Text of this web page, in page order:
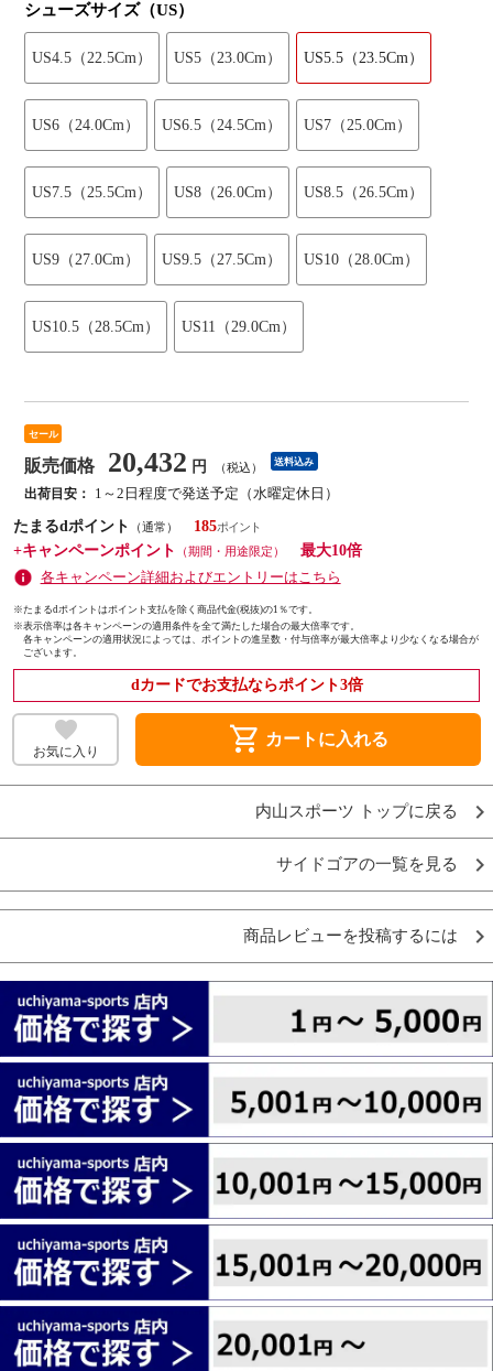
シューズサイズ（US）
US4.5（22.5Cm） US5（23.0Cm） US5.5（23.5Cm）
US6（24.0Cm） US6.5（24.5Cm） US7（25.0Cm）
US7.5（25.5Cm） US8（26.0Cm） US8.5（26.5Cm）
US9（27.0Cm） US9.5（27.5Cm） US10（28.0Cm）
US10.5（28.5Cm） US11（29.0Cm）
セール
販売価格 20,432 円 （税込） 送料込み
出荷目安：
1～2日程度で発送予定（水曜定休日）
たまるdポイント
（通常）
185
+キャンペーンポイント
（期間・用途限定）
最大10倍
各キャンペーン詳細およびエントリーはこちら
※たまるdポイントはポイント支払を除く商品代金(税抜)の1％です。
※表示倍率は各キャンペーンの適用条件を全て満たした場合の最大倍率です。
各キャンペーンの適用状況によっては、ポイントの進呈数・付与倍率が最大倍率より少なくなる場合が
ございます。
dカードでお支払ならポイント3倍
お気に入り shopping_cart カートに入れる
内山スポーツ トップに戻る
サイドゴアの一覧を見る
商品レビューを投稿するには